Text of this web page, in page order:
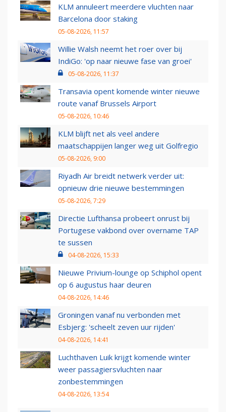
KLM annuleert meerdere vluchten naar
Barcelona door staking
05-08-2026, 11:57
Willie Walsh neemt het roer over bij
IndiGo: 'op naar nieuwe fase van groei'
05-08-2026, 11:37
Transavia opent komende winter nieuwe
route vanaf Brussels Airport
05-08-2026, 10:46
KLM blijft net als veel andere
maatschappijen langer weg uit Golfregio
05-08-2026, 9:00
Riyadh Air breidt netwerk verder uit:
opnieuw drie nieuwe bestemmingen
05-08-2026, 7:29
Directie Lufthansa probeert onrust bij
Portugese vakbond over overname TAP
te sussen
04-08-2026, 15:33
Nieuwe Privium-lounge op Schiphol opent
op 6 augustus haar deuren
04-08-2026, 14:46
Groningen vanaf nu verbonden met
Esbjerg: 'scheelt zeven uur rijden'
04-08-2026, 14:41
Luchthaven Luik krijgt komende winter
weer passagiersvluchten naar
zonbestemmingen
04-08-2026, 13:54